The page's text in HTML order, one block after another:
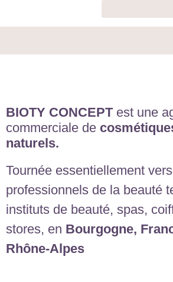
BIOTY CONCEPTest une
commerciale de
naturels.
Tournée essentiellement
professionnels de la beauté
instituts de beauté, spas,
stores, en Bourgogne,
Rhône-Alpes